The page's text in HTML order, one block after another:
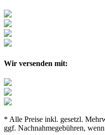
Wir versenden mit:
* Alle Preise inkl. gesetzl.
ggf. Nachnahmegebühren,